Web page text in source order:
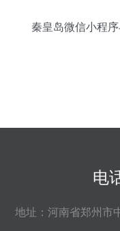
秦皇岛微信小程
电
地址：河南省郑州市